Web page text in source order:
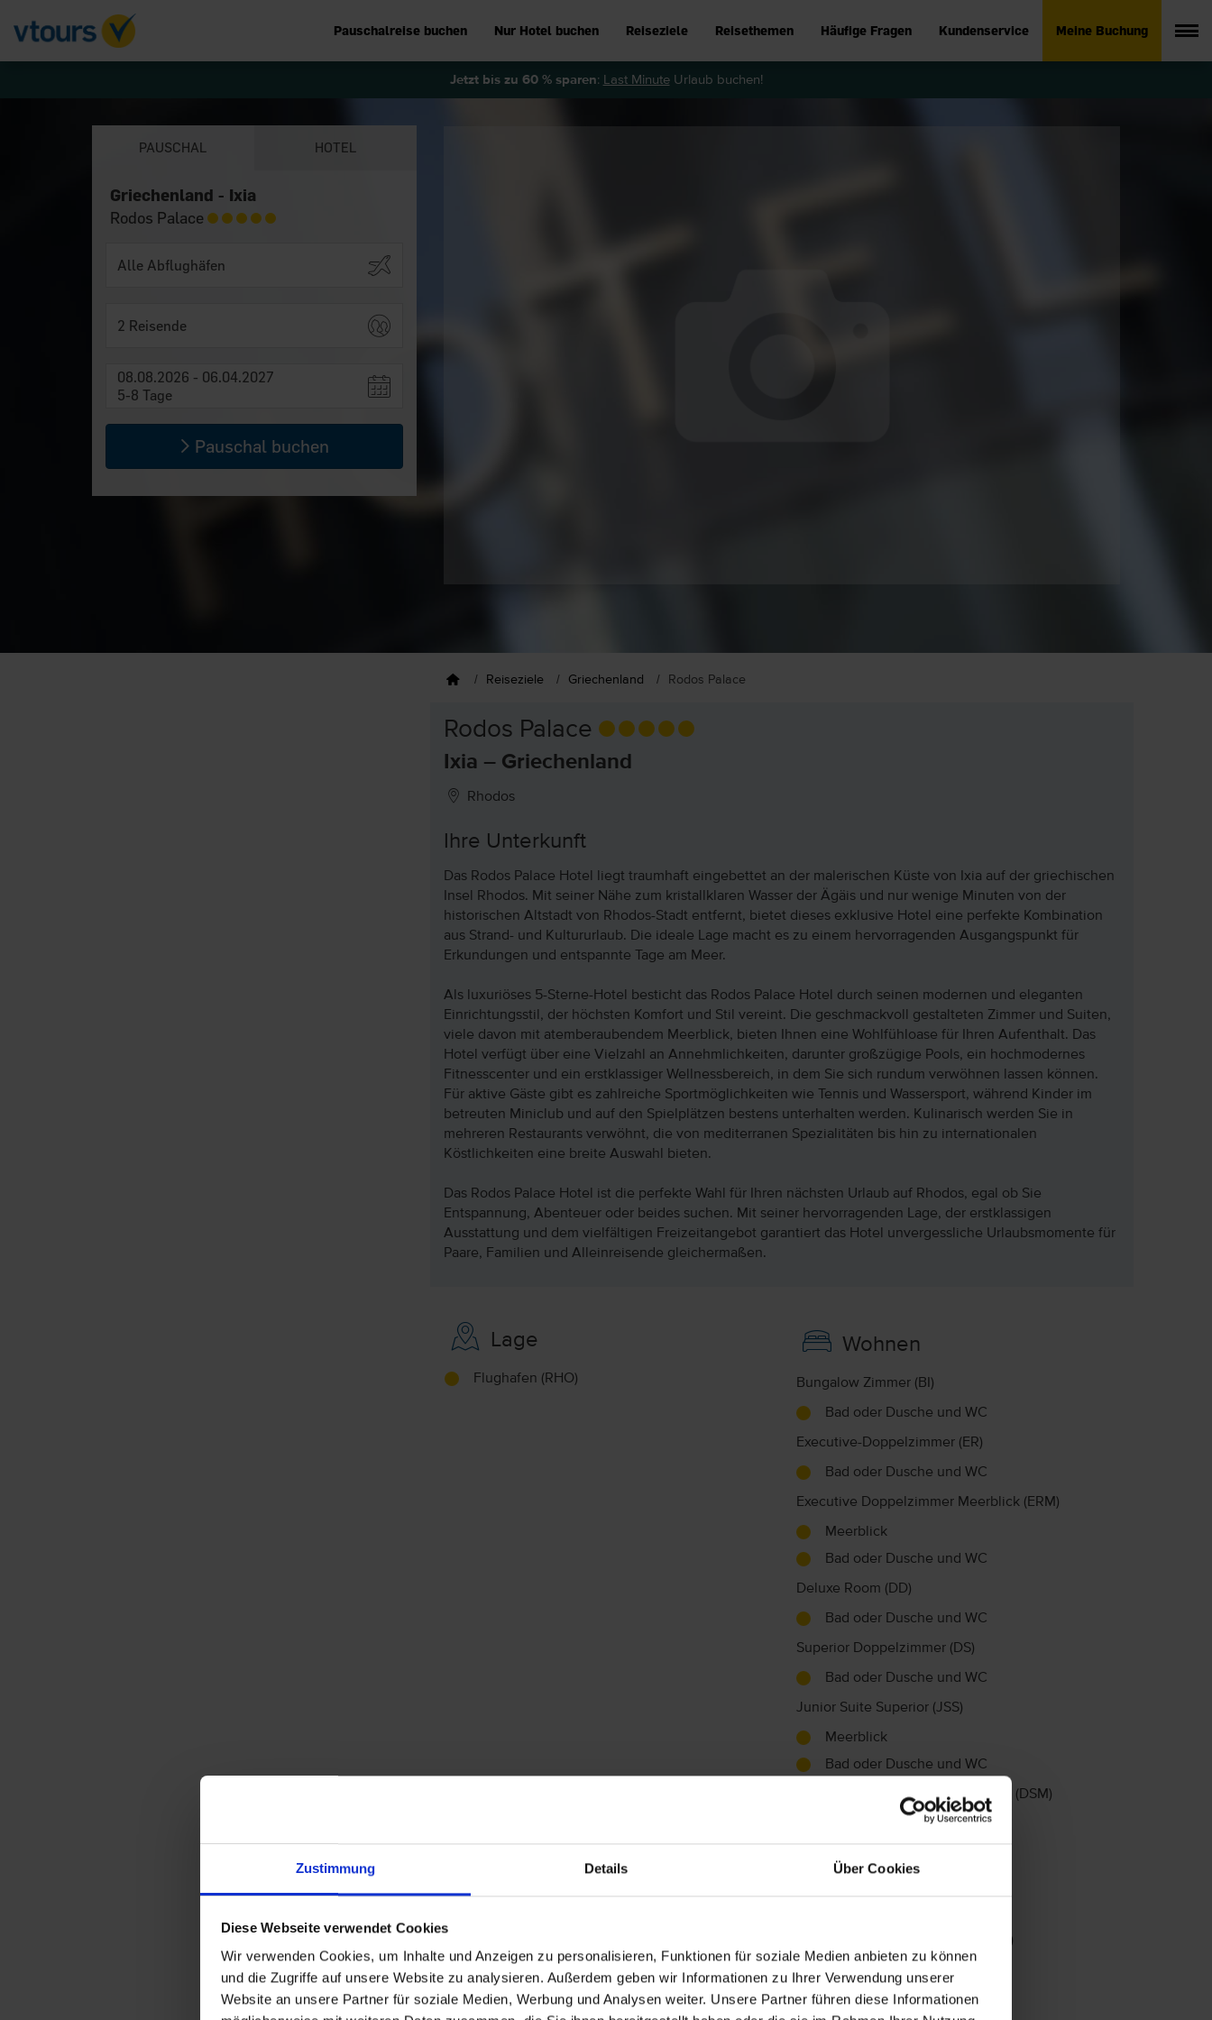
Zustimmung Details Über Cookies
Diese Webseite verwendet Cookies
Wir verwenden Cookies, um Inhalte und Anzeigen zu personalisieren, Funktionen für soziale Medien anbieten zu können
und die Zugriffe auf unsere Website zu analysieren. Außerdem geben wir Informationen zu Ihrer Verwendung unserer
Website an unsere Partner für soziale Medien, Werbung und Analysen weiter. Unsere Partner führen diese Informationen
Pauschalreise buchen Nur Hotel buchen Reiseziele Reisethemen Häufige Fragen Kundenservice Meine Buchung
Jetzt bis zu 60 % sparen: Last MinuteUrlaub buchen!
PAUSCHAL HOTEL
Griechenland - Ixia
Rodos Palace
2 Reisende
08.08.2026 - 06.04.2027
5-8 Tage
Pauschal buchen
Reiseziele Griechenland Rodos Palace
Rodos Palace
Ixia – Griechenland
Rhodos
Ihre Unterkunft
Das Rodos Palace Hotel liegt traumhaft eingebettet an der malerischen Küste von Ixia auf der griechischen
Insel Rhodos. Mit seiner Nähe zum kristallklaren Wasser der Ägäis und nur wenige Minuten von der
historischen Altstadt von Rhodos-Stadt entfernt, bietet dieses exklusive Hotel eine perfekte Kombination
aus Strand- und Kultururlaub. Die ideale Lage macht es zu einem hervorragenden Ausgangspunkt für
Erkundungen und entspannte Tage am Meer.
Als luxuriöses 5-Sterne-Hotel besticht das Rodos Palace Hotel durch seinen modernen und eleganten
Einrichtungsstil, der höchsten Komfort und Stil vereint. Die geschmackvoll gestalteten Zimmer und Suiten,
viele davon mit atemberaubendem Meerblick, bieten Ihnen eine Wohlfühloase für Ihren Aufenthalt. Das
Hotel verfügt über eine Vielzahl an Annehmlichkeiten, darunter großzügige Pools, ein hochmodernes
Fitnesscenter und ein erstklassiger Wellnessbereich, in dem Sie sich rundum verwöhnen lassen können.
Für aktive Gäste gibt es zahlreiche Sportmöglichkeiten wie Tennis und Wassersport, während Kinder im
betreuten Miniclub und auf den Spielplätzen bestens unterhalten werden. Kulinarisch werden Sie in
mehreren Restaurants verwöhnt, die von mediterranen Spezialitäten bis hin zu internationalen
Köstlichkeiten eine breite Auswahl bieten.
Das Rodos Palace Hotel ist die perfekte Wahl für Ihren nächsten Urlaub auf Rhodos, egal ob Sie
Entspannung, Abenteuer oder beides suchen. Mit seiner hervorragenden Lage, der erstklassigen
Ausstattung und dem vielfältigen Freizeitangebot garantiert das Hotel unvergessliche Urlaubsmomente für
Paare, Familien und Alleinreisende gleichermaßen.
Lage
Flughafen (RHO)
Wohnen
Bungalow Zimmer (BI)
Bad oder Dusche und WC
Executive-Doppelzimmer (ER)
Bad oder Dusche und WC
Executive Doppelzimmer Meerblick (ERM)
Meerblick
Bad oder Dusche und WC
Deluxe Room (DD)
Bad oder Dusche und WC
Superior Doppelzimmer (DS)
Bad oder Dusche und WC
Junior Suite Superior (JSS)
Meerblick
Bad oder Dusche und WC
Superior Doppelzimmer Meerblick (DSM)
Doppelzimmer Premium MB (DPM)
Meerblick
Bad oder Dusche und WC